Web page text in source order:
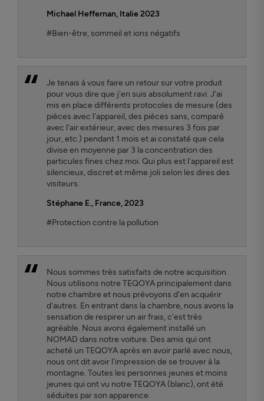
Michael Heffernan, Italie 2023
#Bien-être, sommeil et ions négatifs
Je tenais à vous faire un retour sur votre produit
pour vous dire que j'en suis absolument ravi. J'ai
mis en place différents protocoles de mesure (des
pièces avec l'appareil, des pièces sans, comparé
avec l'air extérieur, avec des mesures 3 fois par
jour, etc.) pendant 1 mois et ai constaté que cela
divise en moyenne par 3 la concentration des
particules fines chez moi. Qui plus est l'appareil est
silencieux, discret et même joli selon les dires des
visiteurs.
Stéphane E., France, 2023
#Protection contre la pollution
Nous sommes très satisfaits de notre acquisition.
Nous utilisons notre TEQOYA principalement dans
notre chambre et nous prévoyons d'en acquérir
d'autres. En entrant dans la chambre, nous avons la
sensation de respirer un air frais, c'est très
agréable. Nous avons également installé un
NOMAD dans notre voiture. Des amis qui ont
acheté un TEQOYA après en avoir parlé avec nous,
nous ont dit avoir l'impression de se trouver à la
montagne. Toutes les personnes jeunes et moins
jeunes qui ont vu notre TEQOYA (blanc), ont été
séduites par son apparence.